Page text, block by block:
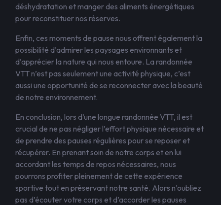
déshydratation et manger des aliments énergétiques
pour reconstituer nos réserves.
Enfin, ces moments de pause nous offrent également la
possibilité d’admirer les paysages environnants et
d’apprécier la nature qui nous entoure. La randonnée
VTT n’est pas seulement une activité physique, c’est
aussi une opportunité de se reconnecter avec la beauté
de notre environnement.
En conclusion, lors d’une longue randonnée VTT, il est
crucial de ne pas négliger l’effort physique nécessaire et
de prendre des pauses régulières pour se reposer et
récupérer. En prenant soin de notre corps et en lui
accordant les temps de repos nécessaires, nous
pourrons profiter pleinement de cette expérience
sportive tout en préservant notre santé. Alors n’oubliez
pas d’écouter votre corps et d’accorder les pauses